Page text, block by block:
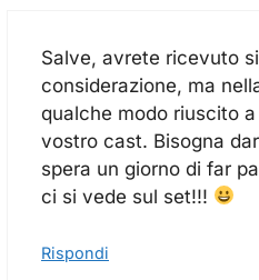
Salve, avrete ricevuto
considerazione, ma
qualche modo riuscito
vostro cast. Bisogna
spera un giorno di far
ci si vede sul set!!!
Rispondi